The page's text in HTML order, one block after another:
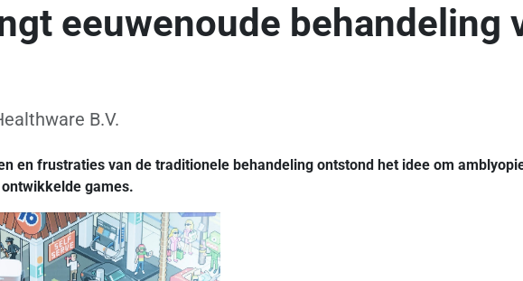
eeuwenoude behandeling
B.V.
en frustraties van de traditionele behandeling ontstond het idee om
games.